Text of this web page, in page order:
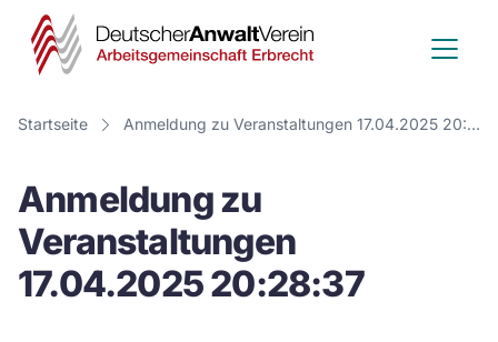
Deutscher
Anwalt
Verein
Startseite Anmeldung zu Veranstaltungen 17.04.2025 20:28:37
Anmeldung zu
Veranstaltungen
17.04.2025 20:28:37